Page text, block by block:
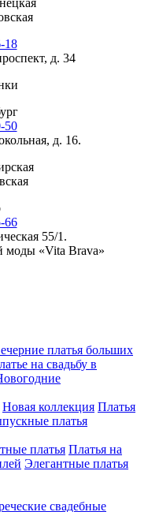
18
д. 34
50
д. 16.
66
55/1.
моды «Vita Brava»
платья больших
на свадьбу в
Новая коллекция Платья
платья
платья Платья на
Элегантные платья
свадебные